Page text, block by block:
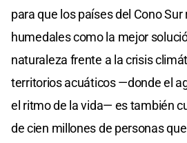
para que los países del Cono
humedales como la mejor
naturaleza frente a la crisis
territorios acuáticos —donde el
el ritmo de la vida— es también
de cien millones de personas